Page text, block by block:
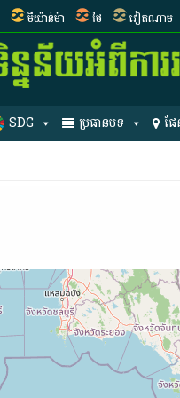
មីយ៉ាន់ម៉ា ថៃ វៀតណាម
SDG ប្រធានបទ ផ